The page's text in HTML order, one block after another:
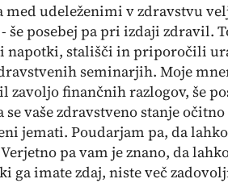
udeleženimi v zdravstvu
še posebej pa pri izdaji zdravil.
napotki, stališči in priporočili
seminarjih. Moje
finančnih razlogov, še
vaše zdravstveno stanje
jemati. Poudarjam pa, da
pa vam je znano, da
ga imate zdaj, niste več